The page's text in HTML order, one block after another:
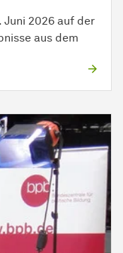
Juni 2026 auf der
aus dem